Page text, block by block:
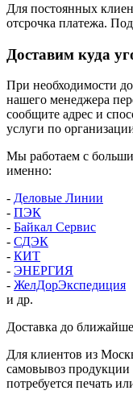
Для постоянных
отсрочка платежа.
Доставим куда
При необходимости
нашего менеджера
сообщите адрес и
услуги по
Мы работаем с
именно:
- Деловые Линии
- ПЭК
- Байкал Сервис
- СДЭК
- КИТ
- ЭНЕРГИЯ
- ЖелДорЭкспедиция
и др.
Доставка до
Для клиентов из
самовывоз продукции
потребуется печать